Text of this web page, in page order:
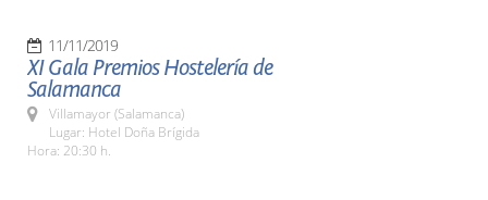
11/11/2019
XI Gala Premios Hostelería de
Salamanca
Villamayor (Salamanca)
Lugar: Hotel Doña Brígida
Hora: 20:30 h.